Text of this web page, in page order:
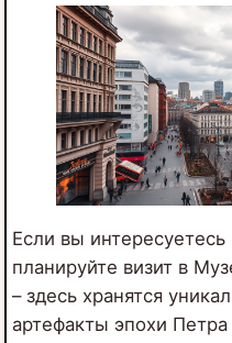
Если вы
планируйте визит в
– здесь хранятся
артефакты эпохи